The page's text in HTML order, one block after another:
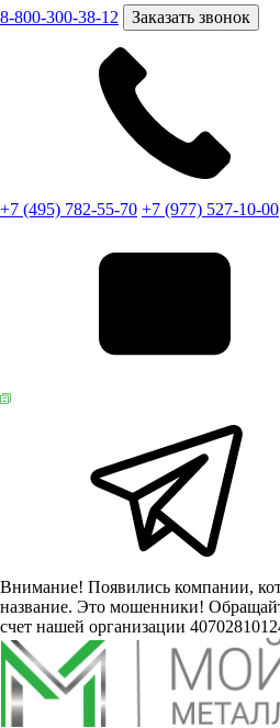
8-800-300-38-12 Заказать звонок
+7 (495) 782-55-70 +7 (977) 527-10-00
Внимание! Появились компании,
название. Это мошенники!
счет нашей организации